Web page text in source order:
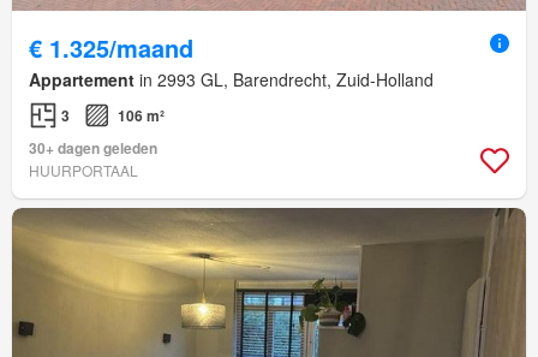
€ 1.325/maand
Appartement in 2993 GL, Barendrecht, Zuid-Holland
3
106 m²
30+ dagen geleden
HUURPORTAAL